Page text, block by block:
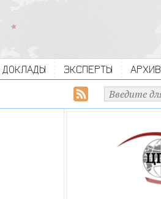
ДОКЛАДЫ ЭКСПЕРТЫ АРХИВ